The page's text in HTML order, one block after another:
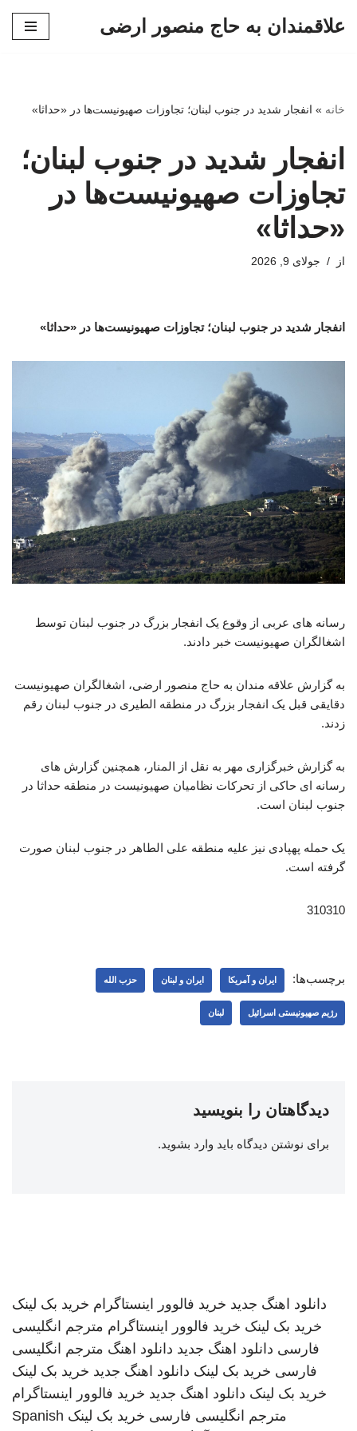
علاقمندان به حاج منصور ارضی
خانه » انفجار شدید در جنوب لبنان؛ تجاوزات صهیونیست‌ها در «حداثا»
انفجار شدید در جنوب لبنان؛
تجاوزات صهیونیست‌ها در
«حداثا»
از جولای 9, 2026
انفجار شدید در جنوب لبنان؛ تجاوزات صهیونیست‌ها در «حداثا»
رسانه های عربی از وقوع یک انفجار بزرگ در جنوب لبنان توسط
اشغالگران صهیونیست خبر دادند.
به گزارش علاقه مندان به حاج منصور ارضی، اشغالگران صهیونیست
دقایقی قبل یک انفجار بزرگ در منطقه الطیری در جنوب لبنان رقم
زدند.
به گزارش خبرگزاری مهر به نقل از المنار، همچنین گزارش های
رسانه ای حاکی از تحرکات نظامیان صهیونیست در منطقه حداثا در
جنوب لبنان است.
یک حمله پهپادی نیز علیه منطقه علی الطاهر در جنوب لبنان صورت
گرفته است.
310310
برچسب‌ها: ایران و آمریکا ایران و لبنان حزب الله
رژیم صهیونیستی اسرائیل لبنان
دیدگاهتان را بنویسید
برای نوشتن دیدگاه باید وارد بشوید.
دانلود اهنگ جدید خرید فالوور اینستاگرام خرید بک لینک
خرید بک لینک خرید فالوور اینستاگرام مترجم انگلیسی
فارسی دانلود اهنگ جدید دانلود اهنگ مترجم انگلیسی
فارسی خرید بک لینک دانلود اهنگ جدید خرید بک لینک
خرید بک لینک دانلود اهنگ جدید خرید فالوور اینستاگرام
مترجم انگلیسی فارسی خرید بک لینک Spanish